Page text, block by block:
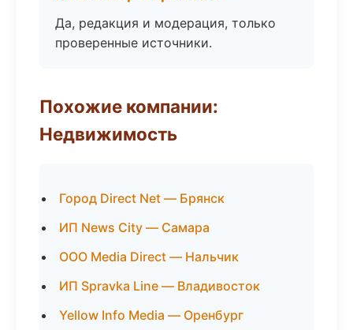
Да, редакция и модерация, только
проверенные источники.
Похожие компании:
Недвижимость
Город Direct Net — Брянск
ИП News City — Самара
ООО Media Direct — Нальчик
ИП Spravka Line — Владивосток
Yellow Info Media — Оренбург